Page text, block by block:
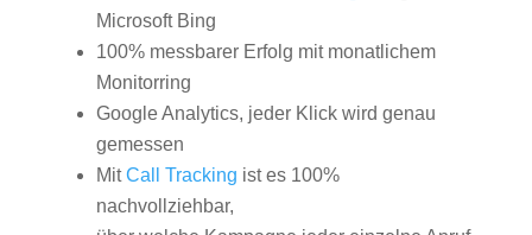
Microsoft Bing
100% messbarer Erfolg mit monatlichem
Monitorring
Google Analytics, jeder Klick wird genau
gemessen
MitCall Tracking ist es 100%
nachvollziehbar,